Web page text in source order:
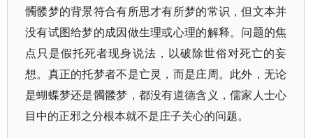
髑髅梦的背景符合有所思才有所梦的常识，但文本并
没有试图给梦的成因做生理或心理的解释。问题的焦
点只是假托死者现身说法，以破除世俗对死亡的妄
想。真正的托梦者不是亡灵，而是庄周。此外，无论
是蝴蝶梦还是髑髅梦，都没有道德含义，儒家人士心
目中的正邪之分根本就不是庄子关心的问题。